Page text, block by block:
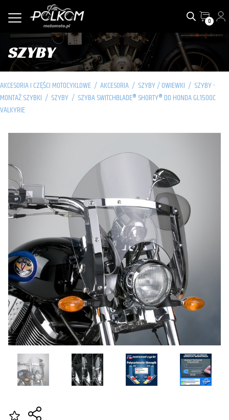
0
SZYBY
AKCESORIA I CZĘŚCI MOTOCYKLOWE / AKCESORIA / SZYBY / OWIEWKI / SZYBY -
MONTAŻ SZYBKI / SZYBY / SZYBA SWITCHBLADE® SHORTY® DO HONDA GL1500C
VALKYRIE